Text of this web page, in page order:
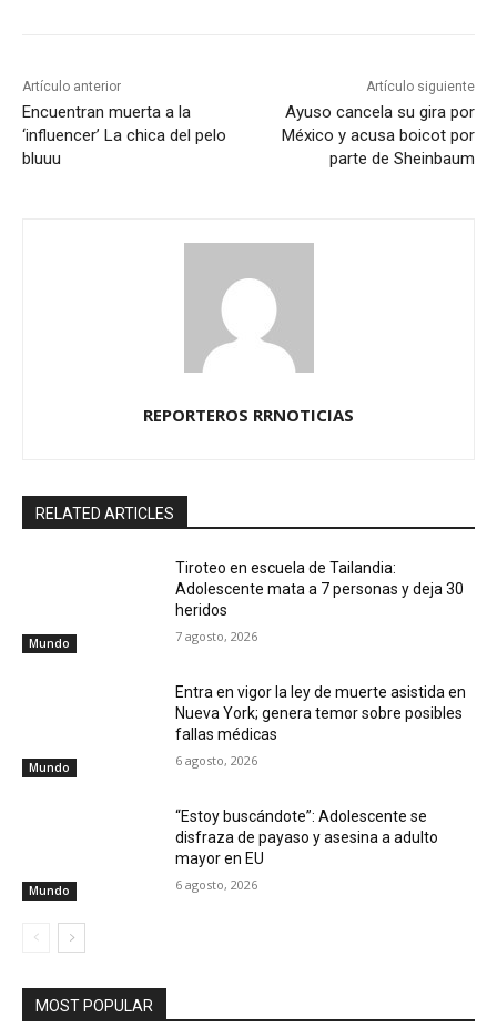
Artículo anterior
Encuentran muerta a la
‘influencer’ La chica del pelo
bluuu
Artículo siguiente
Ayuso cancela su gira por
México y acusa boicot por
parte de Sheinbaum
REPORTEROS RRNOTICIAS
RELATED ARTICLES
Mundo
Tiroteo en escuela de Tailandia:
Adolescente mata a 7 personas y deja 30
heridos
7 agosto, 2026
Mundo
Entra en vigor la ley de muerte asistida en
Nueva York; genera temor sobre posibles
fallas médicas
6 agosto, 2026
Mundo
“Estoy buscándote”: Adolescente se
disfraza de payaso y asesina a adulto
mayor en EU
6 agosto, 2026
MOST POPULAR